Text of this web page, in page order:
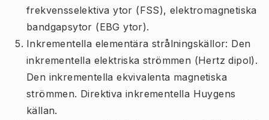
frekvensselektiva ytor (FSS), elektromagnetiska
bandgapsytor (EBG ytor).
Inkrementella elementära strålningskällor: Den
inkrementella elektriska strömmen (Hertz dipol).
Den inkrementella ekvivalenta magnetiska
strömmen. Direktiva inkrementella Huygens
källan.